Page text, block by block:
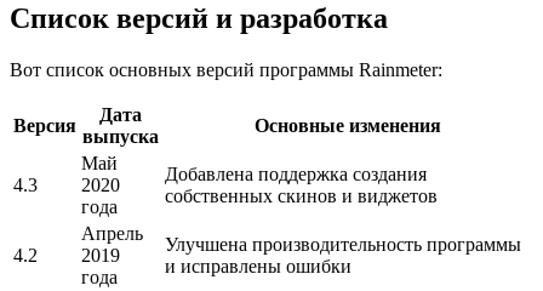
Список версий и разработка
Вот список основных версий программы Rainmeter:
Версия
Дата
выпуска
Основные изменения
4.3
Май
2020
года
Добавлена поддержка создания
собственных скинов и виджетов
4.2
Апрель
2019
года
Улучшена производительность программы
и исправлены ошибки